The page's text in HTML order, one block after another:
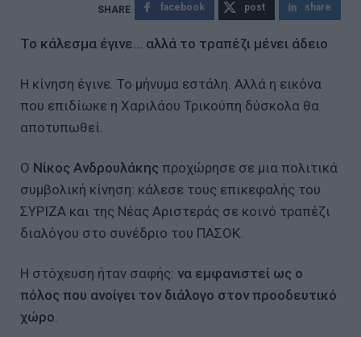
facebook post share
Το κάλεσμα έγινε… αλλά το τραπέζι μένει άδειο
Η κίνηση έγινε. Το μήνυμα εστάλη. Αλλά η εικόνα
που επιδίωκε η Χαριλάου Τρικούπη δύσκολα θα
αποτυπωθεί.
Ο Νίκος Ανδρουλάκης προχώρησε σε μια πολιτικά
συμβολική κίνηση: κάλεσε τους επικεφαλής του
ΣΥΡΙΖΑ και της Νέας Αριστεράς σε κοινό τραπέζι
διαλόγου στο συνέδριο του ΠΑΣΟΚ.
Η στόχευση ήταν σαφής: να εμφανιστεί ως ο
πόλος που ανοίγει τον διάλογο στον προοδευτικό
χώρο